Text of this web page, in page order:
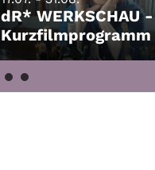
dR* WERKSCHAU -
Kurzfilmprogramm
LEIHEN